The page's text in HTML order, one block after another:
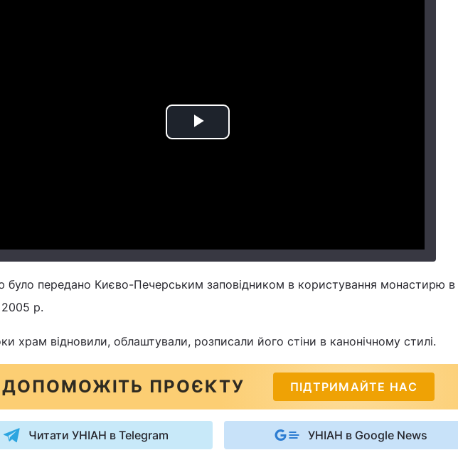
Play
було передано Києво-Печерським заповідником в користування монастирю в
р.
храм відновили, облаштували, розписали його стіни в канонічному стилі.
ДОПОМОЖІТЬ ПРОЄКТУ ПІДТРИМАЙТЕ НАС
Читати УНІАН в Telegram УНІАН в Google News